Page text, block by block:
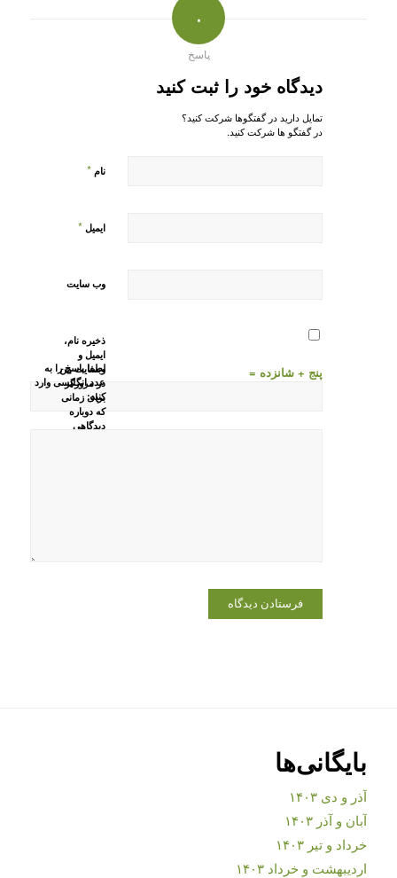
۰
پاسخ
دیدگاه خود را ثبت کنید
تمایل دارید در گفتگوها شرکت کنید؟
در گفتگو ها شرکت کنید.
نام *
ایمیل *
وب‌ سایت
ذخیره نام،
ایمیل و
وبسایت من
در مرورگر
برای زمانی
که دوباره
دیدگاهی
لطفا پاسخ را به
عدد انگلیسی وارد
کنید:
پنج + شانزده =
بایگانی‌ها
آذر و دی ۱۴۰۳
آبان و آذر ۱۴۰۳
خرداد و تیر ۱۴۰۳
اردیبهشت و خرداد ۱۴۰۳